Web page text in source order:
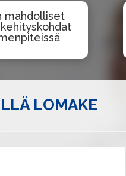
mahdolliset
LOMAKE